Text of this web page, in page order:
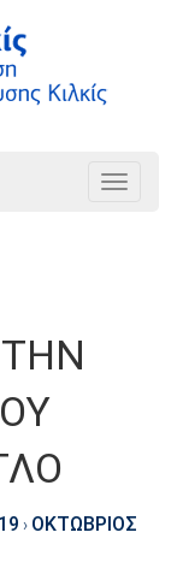
Toggle
ΤΗΝ
› ΟΚΤΩΒΡΙΟΣ